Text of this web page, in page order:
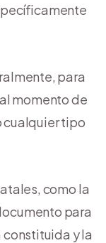
para
momento de
cualquier tipo
como la
para
y la